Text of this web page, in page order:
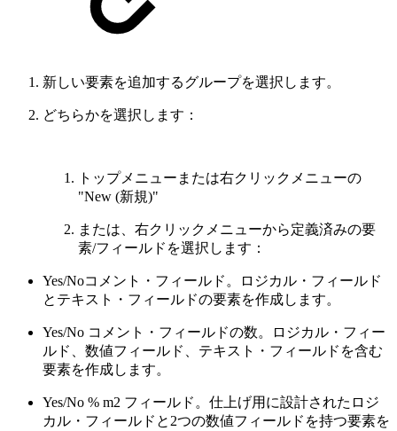
新しい要素を追加するグループを選択します。
どちらかを選択します：
トップメニューまたは右クリックメニューの
"New (新規)"
または、右クリックメニューから定義済みの要
素/フィールドを選択します：
Yes/Noコメント・フィールド。ロジカル・フィールド
とテキスト・フィールドの要素を作成します。
Yes/No コメント・フィールドの数。ロジカル・フィー
ルド、数値フィールド、テキスト・フィールドを含む
要素を作成します。
Yes/No % m2 フィールド。仕上げ用に設計されたロジ
カル・フィールドと2つの数値フィールドを持つ要素を